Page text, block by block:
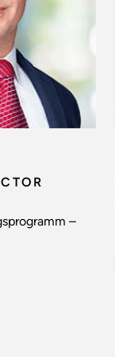
–